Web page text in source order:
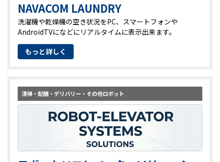
NAVACOM LAUNDRY
洗濯機や乾燥機の空き状況をPC、スマートフォンや
AndroidTVになどにリアルタイムに表示出来ます。
もっと詳しく
清掃・配膳・デリバリー・その他ロボット